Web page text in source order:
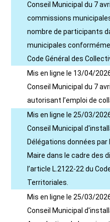
Conseil Municipal du 7
commissions
nombre de participants
municipales
Code Général des
Mis en ligne le 13/04/
Conseil Municipal du 7
autorisant l’emploi de
Mis en ligne le 25/03/
Conseil Municipal
Délégations données par
Maire dans le cadre des
l’article L.2122-22 du
Territoriales.
Mis en ligne le 25/03/
Conseil Municipal